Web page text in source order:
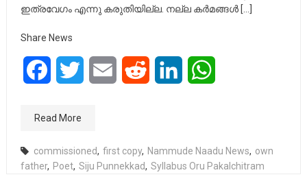
ഇത്രവേഗം എന്നു കരുതിയില്ല. നല്ല കർമങ്ങൾ […]
Share News
FacebookTwitter Email Reddit LinkedIn
Read More
commissioned, first copy, Nammude Naadu News, own
father, Poet, Siju Punnekkad, Syllabus Oru Pakalchitram